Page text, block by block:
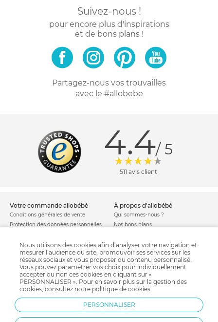
Suivez-nous !
pour encore plus d'inspirations
et de bons plans !
Partagez-nous vos trouvailles
avec le #allobebe
4.4/ 5
511 avis client
votre commande allobébé
Conditions générales de vente
Protection des données personnelles
Politique de cookies
Modes de livraison
Moyens de paiement
Garantie stock & produit
Satisfait ou remboursé
à propos d'allobébé
Qui sommes-nous ?
Nos bons plans
Mentions légales
Comment se protéger du phishing ?
Soldes allobébé
allobébé vous recommande
Sites et partenaires
les plus d'allobébé
Liste de naissance
Nous utilisons des cookies afin d’analyser votre navigation et
mesurer l’audience du site, promouvoir ses services sur les
réseaux sociaux et vous proposer du contenu personnalisé.
Vous pouvez paramétrer vos choix pour individuellement
accepter ou non ces cookies en cliquant sur «
PERSONNALISER ». Pour en savoir plus sur la gestion des
cookies, consultez notre politique de cookies.
PERSONNALISER